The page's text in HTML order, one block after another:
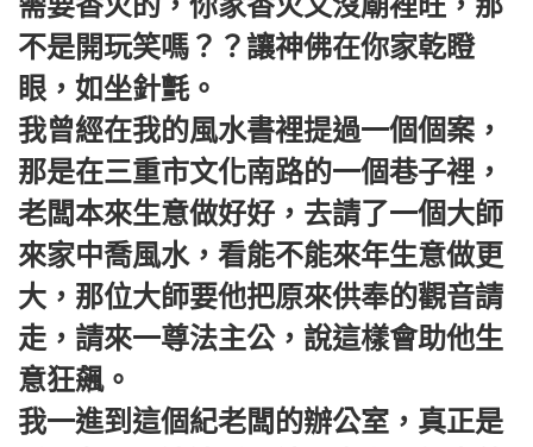
不是開玩笑嗎？？讓神佛在你家乾瞪
眼，如坐針氈。
我曾經在我的風水書裡提過一個個案，
那是在三重市文化南路的一個巷子裡，
老闆本來生意做好好，去請了一個大師
來家中喬風水，看能不能來年生意做更
大，那位大師要他把原來供奉的觀音請
走，請來一尊法主公，說這樣會助他生
意狂飆。
我一進到這個紀老闆的辦公室，真正是